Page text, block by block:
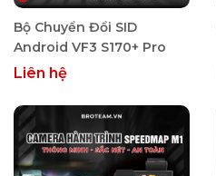
Bộ Chuyển Đổi SID
Android VF3 S170+ Pro
Liên hệ